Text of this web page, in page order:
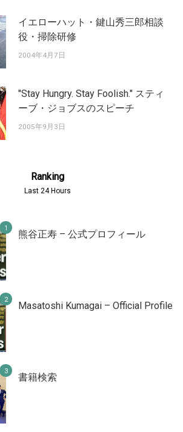
イエローハット・鍵山秀三郎相談
役・掃除研修
2004年4月7日
"Stay Hungry. Stay Foolish." スティ
ーブ・ジョブスのスピーチ
2005年9月3日
Ranking
Last 24 Hours
熊谷正寿 – 公式プロフィール
Masatoshi Kumagai – Official Profile
書籍検索